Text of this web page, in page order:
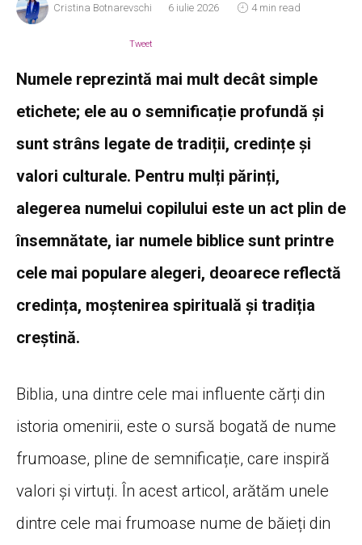
Cristina Botnarevschi 6 iulie 2026 4 min read
Tweet
Numele reprezintă mai mult decât simple
etichete; ele au o semnificație profundă și
sunt strâns legate de tradiții, credințe și
valori culturale. Pentru mulți părinți,
alegerea numelui copilului este un act plin de
însemnătate, iar numele biblice sunt printre
cele mai populare alegeri, deoarece reflectă
credința, moștenirea spirituală și tradiția
creștină.
Biblia, una dintre cele mai influente cărți din
istoria omenirii, este o sursă bogată de nume
frumoase, pline de semnificație, care inspiră
valori și virtuți. În acest articol, arătăm unele
dintre cele mai frumoase nume de băieți din